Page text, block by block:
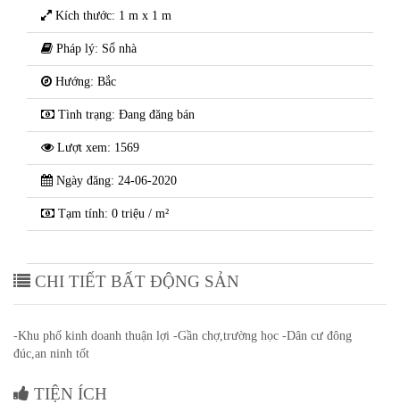
Kích thước: 1 m x 1 m
Pháp lý: Sổ nhà
Hướng: Bắc
Tình trạng: Đang đăng bán
Lượt xem: 1569
Ngày đăng: 24-06-2020
Tạm tính: 0 triệu / m²
CHI TIẾT BẤT ĐỘNG SẢN
-Khu phố kinh doanh thuận lợi -Gần chợ,trường học -Dân cư đông
đúc,an ninh tốt
TIỆN ÍCH